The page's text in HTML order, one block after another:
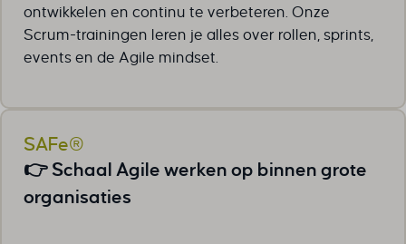
ontwikkelen en continu te verbeteren. Onze
Scrum-trainingen leren je alles over rollen, sprints,
events en de Agile mindset.
SAFe®
👉 Schaal Agile werken op binnen grote
organisaties